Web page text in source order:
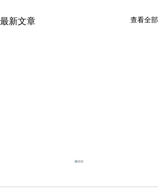
最新文章 查看全部
office裝修輕磚的主要功能